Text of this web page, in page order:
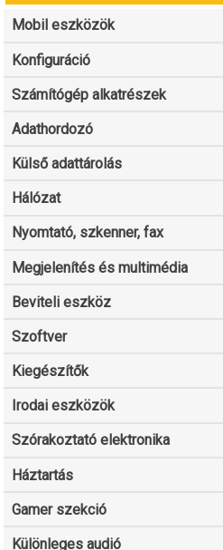
Mobil eszközök
Konfiguráció
Számítógép alkatrészek
Adathordozó
Külső adattárolás
Hálózat
Nyomtató, szkenner, fax
Megjelenítés és multimédia
Beviteli eszköz
Szoftver
Kiegészítők
Irodai eszközök
Szórakoztató elektronika
Háztartás
Gamer szekció
Különleges audió